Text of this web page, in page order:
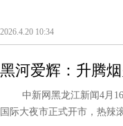
2026.4.20 10:34
黑河爱辉：升腾
中新网黑龙江新闻4月16
国际大夜市正式开市，热辣